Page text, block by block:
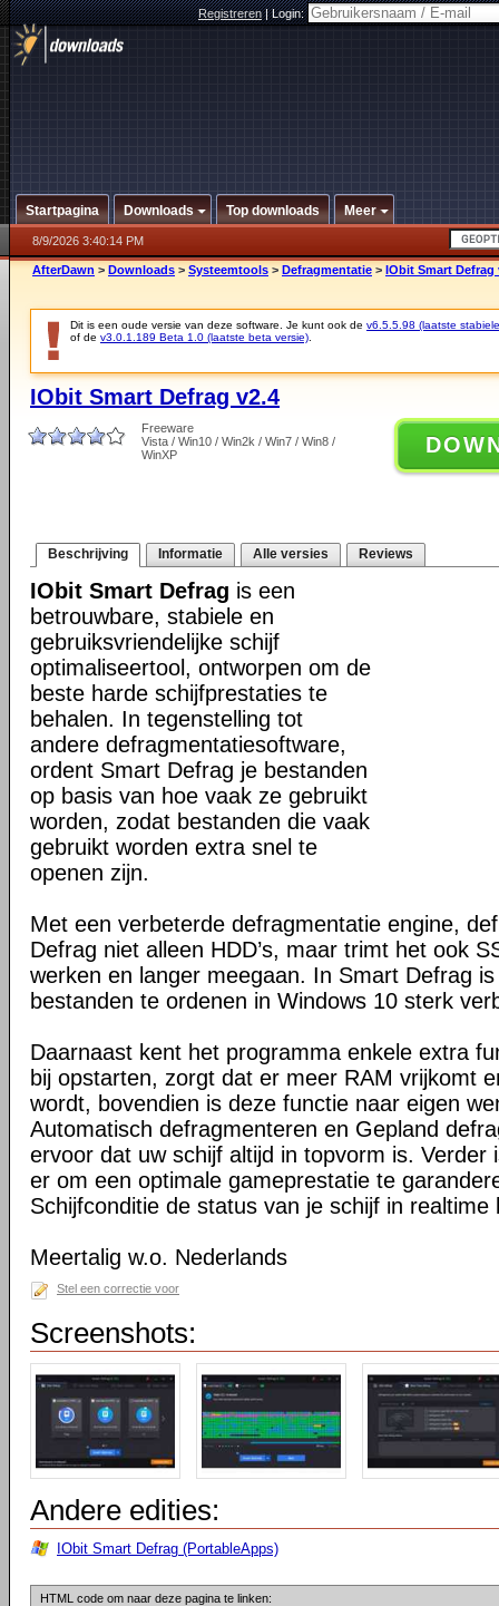
Registreren|Login:
Startpagina Downloads Top downloads Meer
8/9/2026 3:40:14 PM
AfterDawn > Downloads > Systeemtools > Defragmentatie > IObit Smart Defrag
Dit is een oude versie van deze software. Je kunt ook de v6.5.5.98 (laatste
of de v3.0.1.189 Beta 1.0 (laatste beta versie)
IObit Smart Defrag v2.4
Freeware
Vista / Win10 / Win2k / Win7 / Win8 /
WinXP
Beschrijving Informatie Alle versies Reviews
IObit Smart Defrag is een
betrouwbare, stabiele en
gebruiksvriendelijke schijf
optimaliseertool, ontworpen om de
beste harde schijfprestaties te
behalen. In tegenstelling tot
andere defragmentatiesoftware,
ordent Smart Defrag je bestanden
op basis van hoe vaak ze gebruikt
worden, zodat bestanden die vaak
gebruikt worden extra snel te
openen zijn.
Met een verbeterde defragmentatie engine,
Defrag niet alleen HDD’s, maar trimt het ook
werken en langer meegaan. In Smart Defrag
bestanden te ordenen in Windows 10 sterk
Daarnaast kent het programma enkele extra
bij opstarten, zorgt dat er meer RAM vrijkomt
wordt, bovendien is deze functie naar eigen
Automatisch defragmenteren en Gepland
ervoor dat uw schijf altijd in topvorm is. Verder
er om een optimale gameprestatie te
Schijfconditie de status van je schijf in realtime
Meertalig w.o. Nederlands
Stel een correctie voor
Screenshots:
Andere edities:
IObit Smart Defrag (PortableApps)
HTML code om naar deze pagina te linken: